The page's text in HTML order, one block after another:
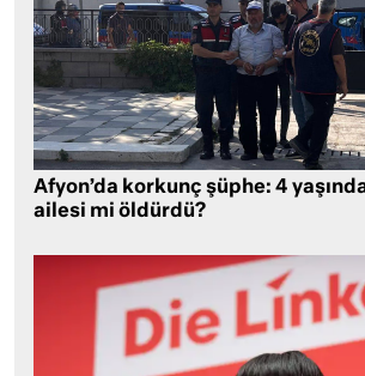
Afyon’da korkunç şüphe: 4
ailesi mi öldürdü?